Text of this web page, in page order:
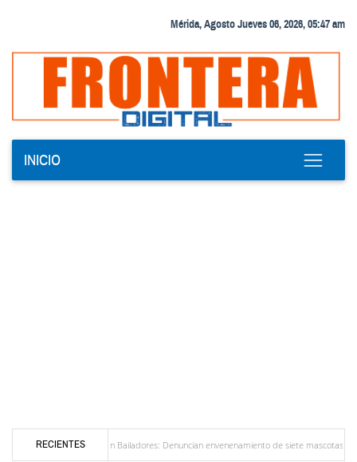
Mérida, Agosto Jueves 06, 2026, 05:47 am
INICIO
RECIENTES
Alerta en Bailadores: Denuncian envenenamiento de siete mascotas en El Rincón de La